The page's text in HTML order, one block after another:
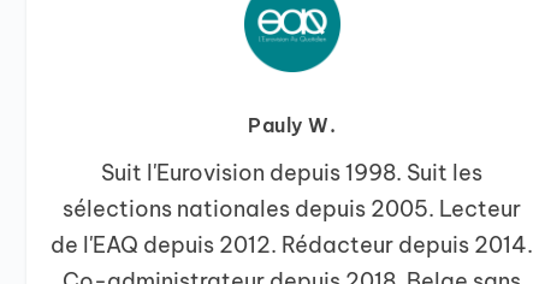
Pauly W.
Suit l'Eurovision depuis 1998. Suit les
sélections nationales depuis 2005. Lecteur
de l'EAQ depuis 2012. Rédacteur depuis 2014.